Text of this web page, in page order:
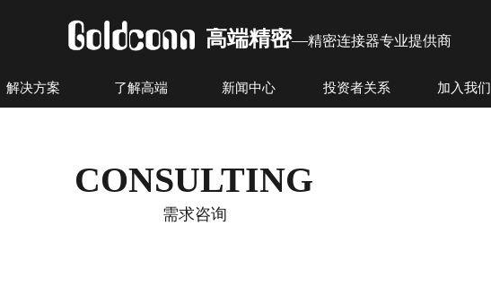
高端精密—精密连接器专业提供商
解决方案 了解高端 新闻中心 投资者关系 加入我们
CONSULTING
需求咨询